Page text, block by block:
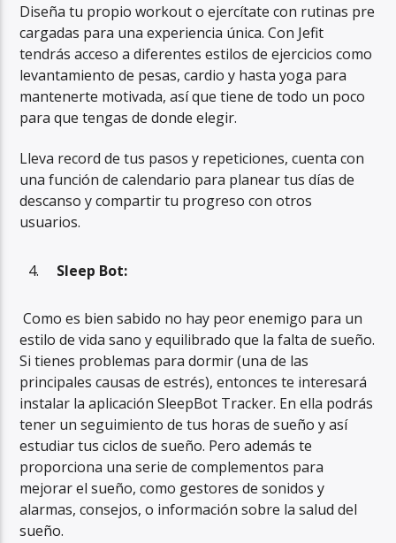
Diseña tu propio workout o ejercítate con rutinas pre
cargadas para una experiencia única. Con Jefit
tendrás acceso a diferentes estilos de ejercicios como
levantamiento de pesas, cardio y hasta yoga para
mantenerte motivada, así que tiene de todo un poco
para que tengas de donde elegir.
Lleva record de tus pasos y repeticiones, cuenta con
una función de calendario para planear tus días de
descanso y compartir tu progreso con otros
usuarios.
Sleep Bot:
Como es bien sabido no hay peor enemigo para un
estilo de vida sano y equilibrado que la falta de sueño.
Si tienes problemas para dormir (una de las
principales causas de estrés), entonces te interesará
instalar la aplicación SleepBot Tracker. En ella podrás
tener un seguimiento de tus horas de sueño y así
estudiar tus ciclos de sueño. Pero además te
proporciona una serie de complementos para
mejorar el sueño, como gestores de sonidos y
alarmas, consejos, o información sobre la salud del
sueño.